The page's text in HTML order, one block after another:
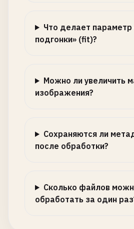
Что делает
подгонки» (fit)?
Можно ли увеличить
изображения?
Сохраняются ли
после обработки?
Сколько файлов
обработать за один